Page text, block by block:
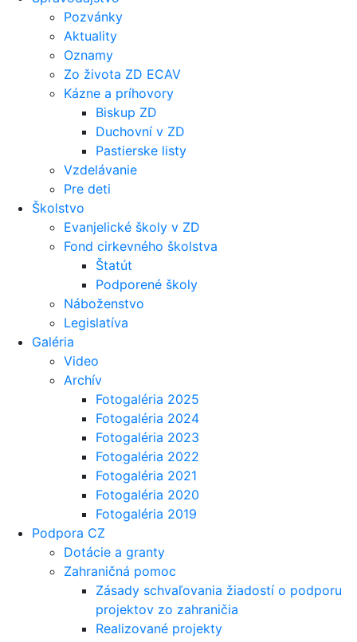
Pozvánky
Aktuality
Oznamy
Zo života ZD ECAV
Kázne a príhovory
Biskup ZD
Duchovní v ZD
Pastierske listy
Vzdelávanie
Pre deti
Školstvo
Evanjelické školy v ZD
Fond cirkevného školstva
Štatút
Podporené školy
Náboženstvo
Legislatíva
Galéria
Video
Archív
Fotogaléria 2025
Fotogaléria 2024
Fotogaléria 2023
Fotogaléria 2022
Fotogaléria 2021
Fotogaléria 2020
Fotogaléria 2019
Podpora CZ
Dotácie a granty
Zahraničná pomoc
Zásady schvaľovania žiadostí o podporu
projektov zo zahraničia
Realizované projekty